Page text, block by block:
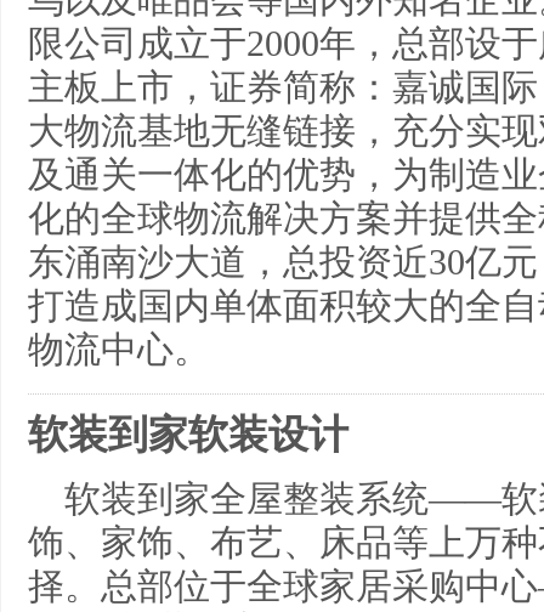
限公司成立于2000年，总部设
主板上市，证券简称：嘉诚国
大物流基地无缝链接，充分实
及通关一体化的优势，为制造
化的全球物流解决方案并提供
东涌南沙大道，总投资近30亿
打造成国内单体面积较大的全
物流中心。
软装到家软装设计
软装到家全屋整装系统——软
饰、家饰、布艺、床品等上万
择。总部位于全球家居采购中